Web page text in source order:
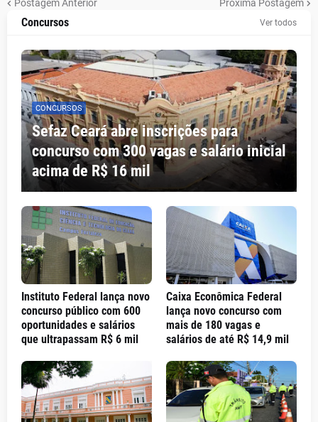
Postagem Anterior Próxima Postagem
Concursos Ver todos
CONCURSOS
Sefaz Ceará abre inscrições para
concurso com 300 vagas e salário inicial
acima de R$ 16 mil
Instituto Federal lança novo
concurso público com 600
oportunidades e salários
que ultrapassam R$ 6 mil
Caixa Econômica Federal
lança novo concurso com
mais de 180 vagas e
salários de até R$ 14,9 mil